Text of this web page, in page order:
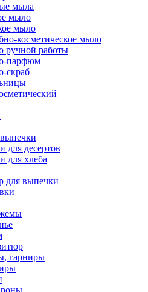
мыла
мыло
мыло
косметическое мыло
ручной работы
парфюм
скраб
для десертов
для хлеба
для выпечки
гарниры